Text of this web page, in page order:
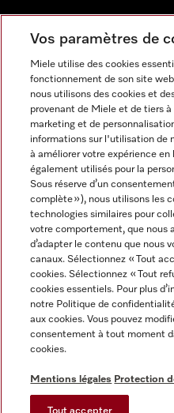
Langue
FRANÇAIS
Informations légales
CGV
Protection des données
Conditions d’utilisation
Digital Services Act
Miele sur Facebook
Miele sur Youtube
Miele surMiele
Vos paramètres de
Miele utilise des cookies
fonctionnement de son site
nous utilisons des cookies et
provenant de Miele et de tiers
marketing et de
informations sur l'utilisation de
à améliorer votre expérience en
également utilisés pour la
Sous réserve d’un
complète »), nous utilisons les
technologies similaires pour
votre comportement, que nous
d’adapter le contenu que nous
canaux. Sélectionnez « Tout
cookies. Sélectionnez « Tout
cookies essentiels. Pour plus
notre Politique de
aux cookies. Vous pouvez
consentement à tout moment
cookies.
Mentions légales Protection